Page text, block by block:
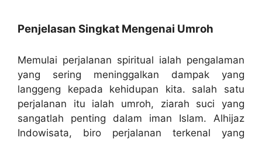
Penjelasan Singkat Mengenai Umroh
Memulai perjalanan spiritual ialah pengalaman
yang sering meninggalkan dampak yang
langgeng kepada kehidupan kita. salah satu
perjalanan itu ialah umroh, ziarah suci yang
sangatlah penting dalam iman Islam. Alhijaz
Indowisata, biro perjalanan terkenal yang